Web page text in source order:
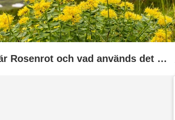
Vad är Rosenrot och vad används det till?